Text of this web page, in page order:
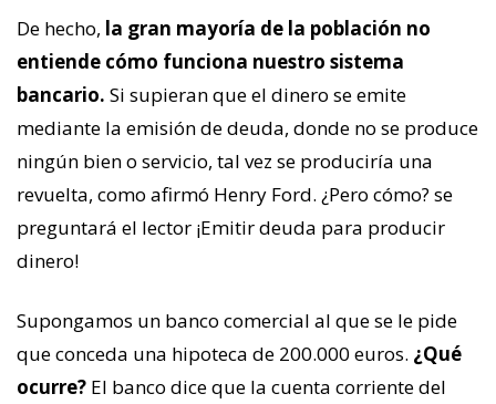
De hecho, la gran mayoría de la población no
entiende cómo funciona nuestro sistema
bancario. Si supieran que el dinero se emite
mediante la emisión de deuda, donde no se produce
ningún bien o servicio, tal vez se produciría una
revuelta, como afirmó Henry Ford. ¿Pero cómo? se
preguntará el lector ¡Emitir deuda para producir
dinero!
Supongamos un banco comercial al que se le pide
que conceda una hipoteca de 200.000 euros. ¿Qué
ocurre? El banco dice que la cuenta corriente del